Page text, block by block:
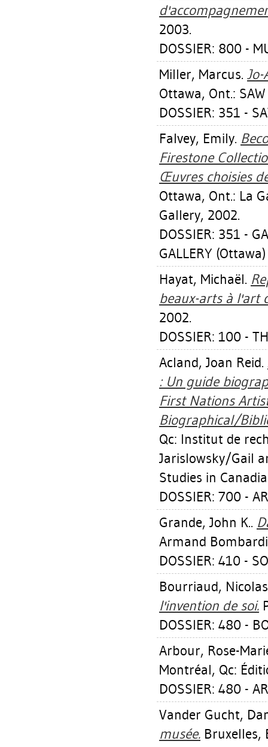
2003.
DOSSIER: 800 -
Miller, Marcus.
Ottawa, Ont.:
DOSSIER: 351 -
Falvey, Emily.
Firestone
Œuvres choisies
Ottawa, Ont.: La
Gallery, 2002.
DOSSIER: 351 -
GALLERY (Ottawa)
Hayat, Michaël.
beaux-arts à l'art
2002.
DOSSIER: 100 -
Acland, Joan Reid.
: Un guide
First Nations
Biographical/
Qc: Institut de
Jarislowsky/Gail
Studies in
DOSSIER: 700 -
Grande, John K..
Armand
DOSSIER: 410 -
Bourriaud, Nicolas
l'invention de soi.
DOSSIER: 480 -
Arbour, Rose-
Montréal, Qc:
DOSSIER: 480 -
Vander Gucht,
musée. Bruxelles,